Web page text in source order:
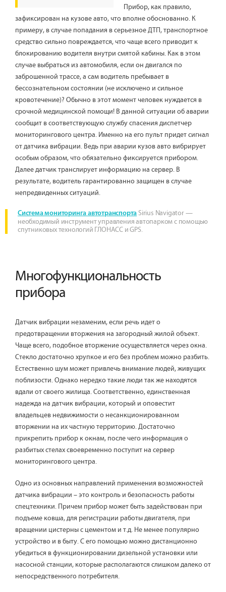
Прибор, как правило,
зафиксирован на кузове авто, что вполне обоснованно. К
примеру, в случае попадания в серьезное ДТП, транспортное
средство сильно повреждается, что чаще всего приводит к
блокированию водителя внутри смятой кабины. Как в этом
случае выбраться из автомобиля, если он двигался по
заброшенной трассе, а сам водитель пребывает в
бессознательном состоянии (не исключено и сильное
кровотечение)? Обычно в этот момент человек нуждается в
срочной медицинской помощи! В данной ситуации об аварии
сообщит в соответствующую службу спасения диспетчер
мониторингового центра. Именно на его пульт придет сигнал
от датчика вибрации. Ведь при аварии кузов авто вибрирует
особым образом, что обязательно фиксируется прибором.
Далее датчик транслирует информацию на сервер. В
результате, водитель гарантированно защищен в случае
непредвиденных ситуаций.
Система мониторинга автотранспорта Sirius Navigator —
необходимый инструмент управления автопарком с помощью
спутниковых технологий ГЛОНАСС и GPS.
Многофункциональность
прибора
Датчик вибрации незаменим, если речь идет о
предотвращении вторжения на загородный жилой объект.
Чаще всего, подобное вторжение осуществляется через окна.
Стекло достаточно хрупкое и его без проблем можно разбить.
Естественно шум может привлечь внимание людей, живущих
поблизости. Однако нередко такие люди так же находятся
вдали от своего жилища. Соответственно, единственная
надежда на датчик вибрации, который и оповестит
владельцев недвижимости о несанкционированном
вторжении на их частную территорию. Достаточно
прикрепить прибор к окнам, после чего информация о
разбитых стелах своевременно поступит на сервер
мониторингового центра.
Одно из основных направлений применения возможностей
датчика вибрации – это контроль и безопасность работы
спецтехники. Причем прибор может быть задействован при
подъеме ковша, для регистрации работы двигателя, при
вращении цистерны с цементом и т.д. Не менее популярно
устройство и в быту. С его помощью можно дистанционно
убедиться в функционировании дизельной установки или
насосной станции, которые располагаются слишком далеко от
непосредственного потребителя.